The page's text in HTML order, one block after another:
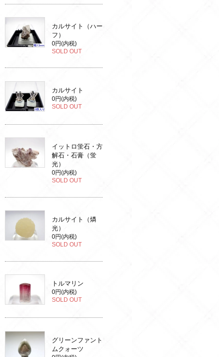
カルサイト（ハー
フ）
0円(内税)
SOLD OUT
カルサイト
0円(内税)
SOLD OUT
イットロ蛍石・方
解石・石膏（蛍
光）
0円(内税)
SOLD OUT
カルサイト（燐
光）
0円(内税)
SOLD OUT
トルマリン
0円(内税)
SOLD OUT
グリーンファント
ムクォーツ